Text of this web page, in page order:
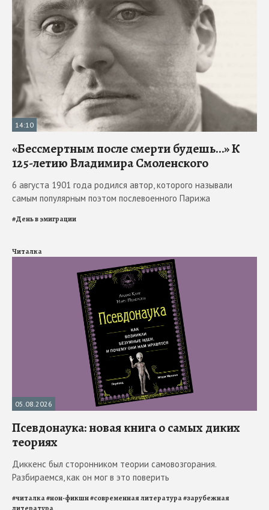
14:10
«Бессмертным после смерти будешь…» К
125-летию Владимира Смоленского
6 августа 1901 года родился автор, которого называли
самым популярным поэтом послевоенного Парижа
#День в эмиграции
Читалка
05.08.2026
Псевдонаука: новая книга о самых диких
теориях
Диккенс был сторонником теории самовозгорания.
Разбираемся, как он мог в это поверить
#читалка#нон-фикшн#современная литература#зарубежная